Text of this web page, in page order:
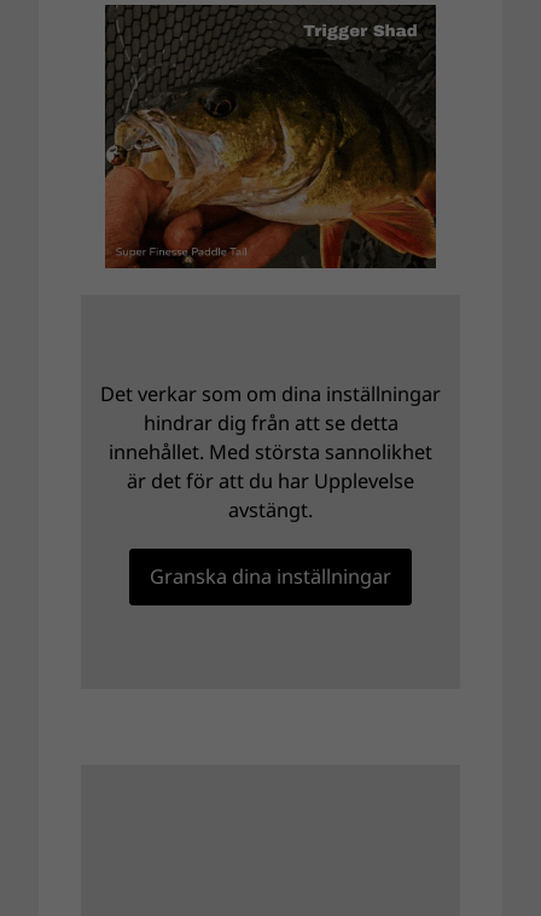
Det verkar som om dina inställningar
hindrar dig från att se detta
innehållet. Med största sannolikhet
är det för att du har Upplevelse
avstängt.
Granska dina inställningar